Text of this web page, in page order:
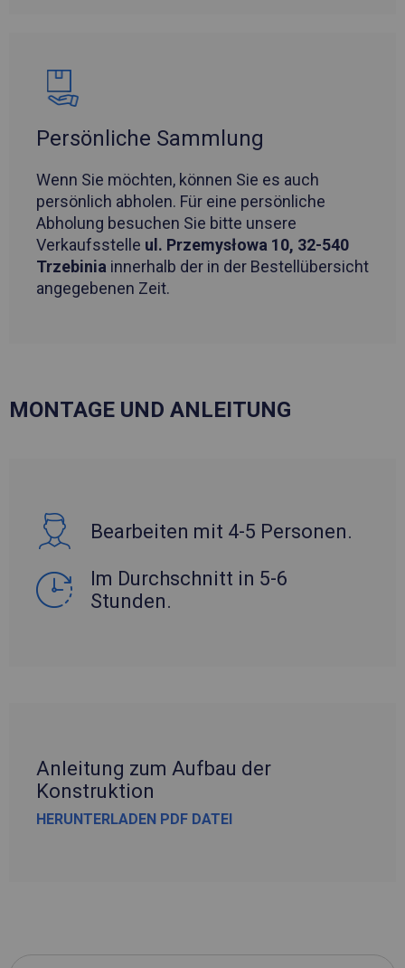
Persönliche Sammlung
Wenn Sie möchten, können Sie es auch
persönlich abholen. Für eine persönliche
Abholung besuchen Sie bitte unsere
Verkaufsstelle ul. Przemysłowa 10, 32-540
Trzebinia innerhalb der in der Bestellübersicht
angegebenen Zeit.
MONTAGE UND ANLEITUNG
Bearbeiten mit 4-5 Personen.
Im Durchschnitt in 5-6
Stunden.
Anleitung zum Aufbau der
Konstruktion
HERUNTERLADEN PDF DATEI